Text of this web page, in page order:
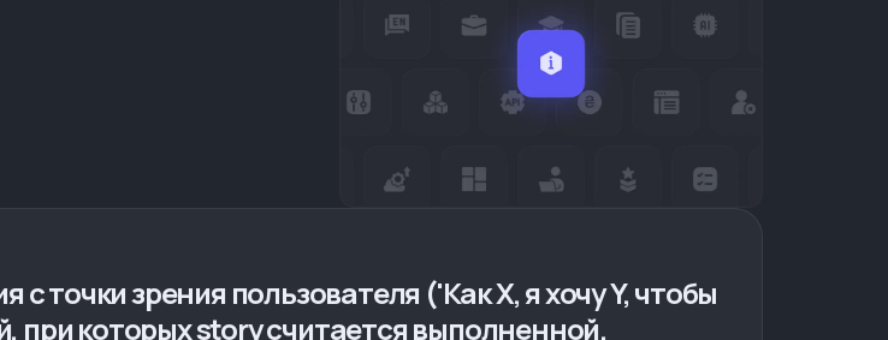
точки зрения пользователя ('Как X, я хочу Y, чтобы
при которых story считается выполненной.